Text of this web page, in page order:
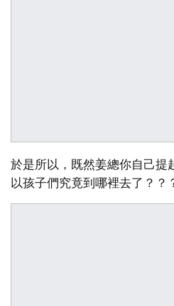
於是所以，既然姜總你自己提
以孩子們究竟到哪裡去了？？